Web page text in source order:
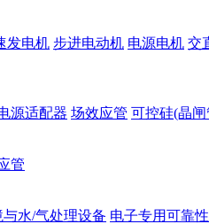
发电机 步进电动机 电源电机 交
源适配器 场效应管 可控硅(晶闸
管
水/气处理设备 电子专用可靠